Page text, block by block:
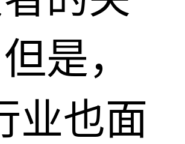
是，
业也面